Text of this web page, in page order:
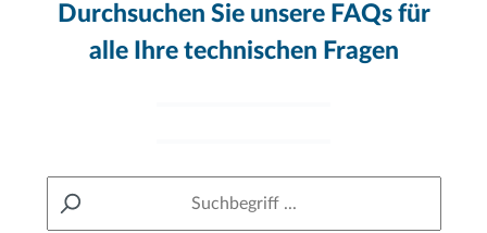
Durchsuchen Sie unsere FAQs für
alle Ihre technischen Fragen